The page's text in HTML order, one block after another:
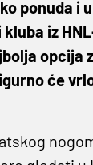
ponuda i
iz
opcija
će